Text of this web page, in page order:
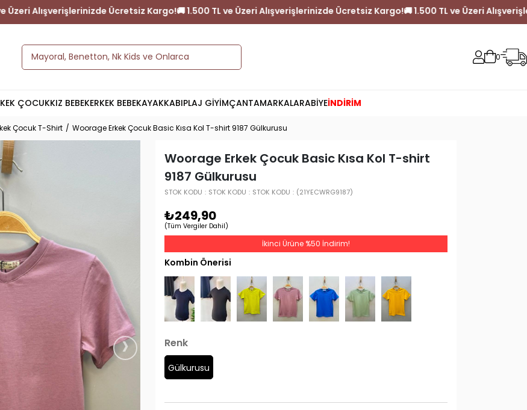
🚚 1.500 TL ve Üzeri Alışverişlerinizde Ücretsiz Kargo!🚚 1.500 TL ve Üzeri Alışverişlerinizde Ücretsiz Kargo!🚚 1.500 TL
0
ÇOCUKKIZ BEBEKERKEK BEBEKAYAKKABIPLAJ GİYİMÇANTAMARKALARABİYEİNDİRİM
Çocuk T-Shirt Woorage Erkek Çocuk Basic Kısa Kol T-shirt 9187 Gülkurusu
›
Woorage Erkek Çocuk Basic Kısa Kol T-shirt
9187 Gülkurusu
(21YECWRG9187)
STOK KODU STOK KODU STOK KODU
₺249,90
(Tüm Vergiler Dahil)
İkinci Ürüne %50 İndirim!
Kombin Önerisi
Renk
Gülkurusu